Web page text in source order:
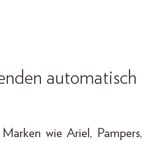
automatisch
wie Ariel, Pampers,